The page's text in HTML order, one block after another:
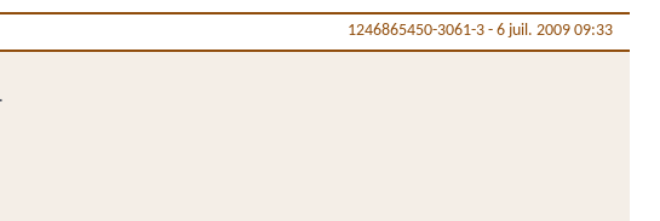
1246865450-3061-3 - 6 juil. 2009 09:33